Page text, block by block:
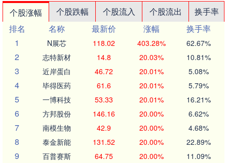
个股涨幅 个股跌幅 个股流入 个股流出
换手率
排名
名称 最新价 涨幅
换手率
1
N展芯 118.02 403.28% 62.67%
2 志特新材 14.8 20.03% 10.81%
3 近岸蛋白 46.72 20.01% 5.08%
4 毕得医药 61.6 20.01% 5.79%
5 一博科技 53.33 20.01% 16.21%
6 方邦股份 146.16 20.00% 6.62%
7 南模生物 42.9 20.00% 4.68%
8 泰金新能 131.52 20.00% 22.89%
9 百普赛斯 64.75 20.00% 11.09%